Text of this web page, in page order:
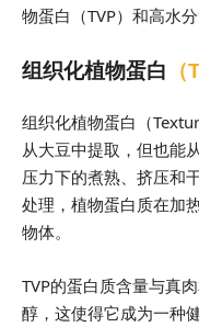
物蛋白（TVP）和高水
组织化植物蛋白 （
组织化植物蛋白（
从大豆中提取，但也能
压力下的煮熟、挤压和
处理，植物蛋白质在加
物体。
TVP的蛋白质含量与真
醇，这使得它成为一种